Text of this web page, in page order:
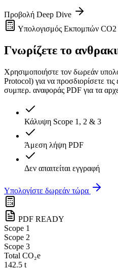
Προβολή Deep Dive
Υπολογισμός Εκπομπών CO2
Γνωρίζετε το
Χρησιμοποιήστε τον δωρεάν
Protocol) για να προσδιορίσετε
συμπερ. αναφοράς PDF για τα
Κάλυψη Scope 1, 2 & 3
Άμεση λήψη PDF
Δεν απαιτείται εγγραφή
Υπολογίστε δωρεάν τώρα
PDF READY
Scope 1
Scope 2
Scope 3
Total CO₂e
142.5 t